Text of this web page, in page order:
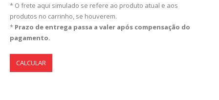
* O frete aqui simulado se refere ao produto atual e aos
produtos no carrinho, se houverem.
* Prazo de entrega passa a valer após compensação do
pagamento.
CALCULAR